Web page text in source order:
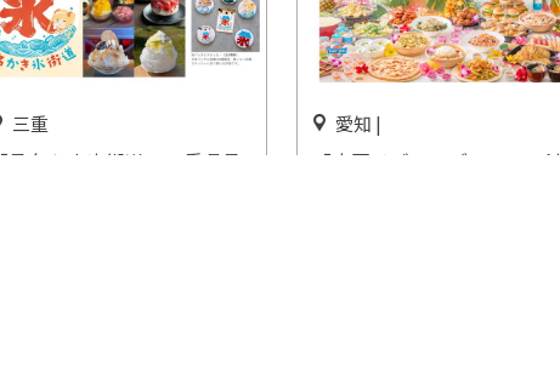
三重
「桑名かき氷街道」三重県桑
愛知 |
「南国リゾートブッフェ～沖